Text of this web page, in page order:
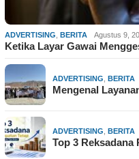
ADVERTISING BERITA Agustus 9,
Ketika Layar Gawai
ADVERTISING BERITA
Mengenal
ADVERTISING BERITA
Top 3